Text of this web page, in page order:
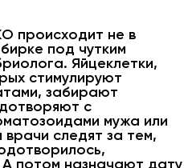
происходит не в
под чутким
Яйцеклетки,
стимулируют
забирают
с
мужа или
следят за тем,
потом назначают дату